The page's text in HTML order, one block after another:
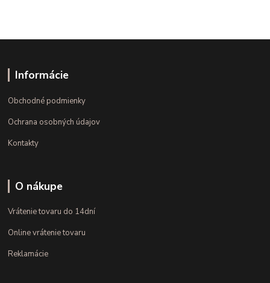
Informácie
Obchodné podmienky
Ochrana osobných údajov
Kontakty
O nákupe
Vrátenie tovaru do 14dní
Online vrátenie tovaru
Reklamácie